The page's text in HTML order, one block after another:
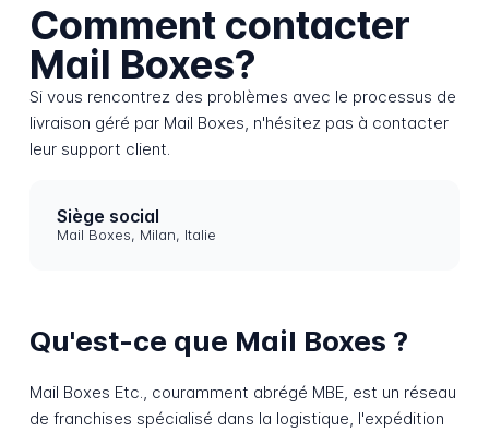
Comment contacter
Mail Boxes?
Si vous rencontrez des problèmes avec le processus de
livraison géré par Mail Boxes, n'hésitez pas à contacter
leur support client.
Siège social
Mail Boxes, Milan, Italie
Qu'est-ce que Mail Boxes ?
Mail Boxes Etc., couramment abrégé MBE, est un réseau
de franchises spécialisé dans la logistique, l'expédition